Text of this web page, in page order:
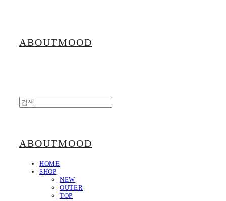
ABOUTMOOD
ABOUTMOOD
HOME
SHOP
NEW
OUTER
TOP